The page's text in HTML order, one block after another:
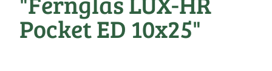
Pocket ED 10x25"